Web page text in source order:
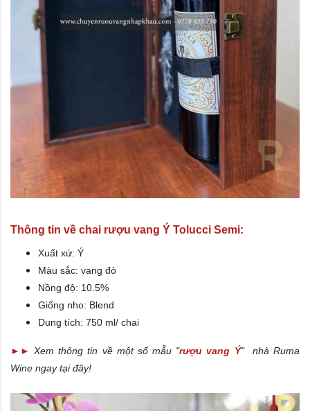
Thông tin về chai rượu vang Ý Tolucci Semi:
Xuất xứ: Ý
Màu sắc: vang đỏ
Nồng độ: 10.5%
Giống nho: Blend
Dung tích: 750 ml/ chai
►► Xem thông tin về một số mẫu "rượu vang Ý" nhà Ruma
Wine ngay tại đây!